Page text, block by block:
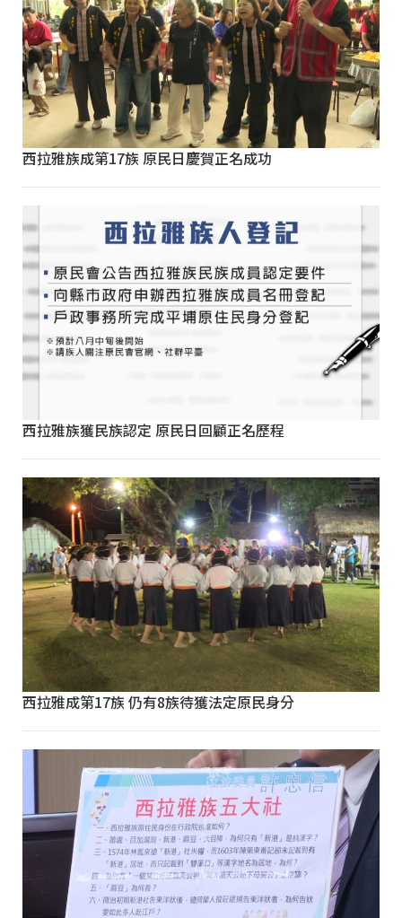
西拉雅族成第17族 原民日慶賀正名成功
西拉雅族獲民族認定 原民日回顧正名歷程
西拉雅成第17族 仍有8族待獲法定原民身分